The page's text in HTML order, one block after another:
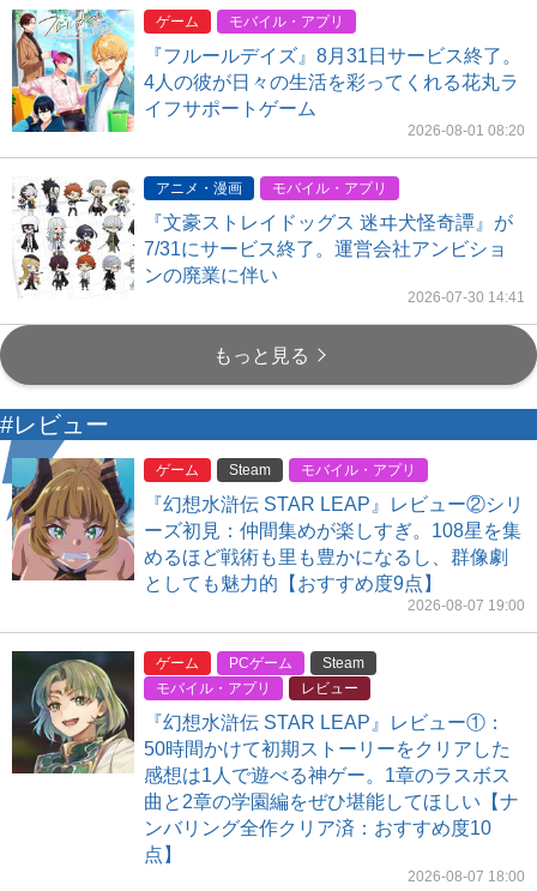
ゲーム モバイル・アプリ
『フルールデイズ』8月31日サービス終了。
4人の彼が日々の生活を彩ってくれる花丸ラ
イフサポートゲーム
2026-08-01 08:20
アニメ・漫画 モバイル・アプリ
『文豪ストレイドッグス 迷ヰ犬怪奇譚』が
7/31にサービス終了。運営会社アンビショ
ンの廃業に伴い
2026-07-30 14:41
もっと見る
#レビュー
ゲーム Steam モバイル・アプリ
『幻想水滸伝 STAR LEAP』レビュー②シリ
ーズ初見：仲間集めが楽しすぎ。108星を集
めるほど戦術も里も豊かになるし、群像劇
としても魅力的【おすすめ度9点】
2026-08-07 19:00
ゲーム PCゲーム
Steam
モバイル・アプリ
レビュー
『幻想水滸伝 STAR LEAP』レビュー①：
50時間かけて初期ストーリーをクリアした
感想は1人で遊べる神ゲー。1章のラスボス
曲と2章の学園編をぜひ堪能してほしい【ナ
ンバリング全作クリア済：おすすめ度10
点】
2026-08-07 18:00